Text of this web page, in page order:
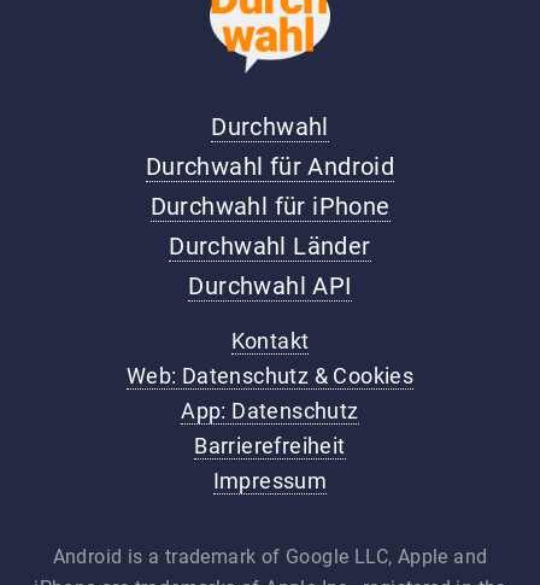
Durchwahl
Durchwahl für Android
Durchwahl für iPhone
Durchwahl Länder
Durchwahl API
Kontakt
Web: Datenschutz & Cookies
App: Datenschutz
Barrierefreiheit
Impressum
Android is a trademark of Google LLC, Apple and